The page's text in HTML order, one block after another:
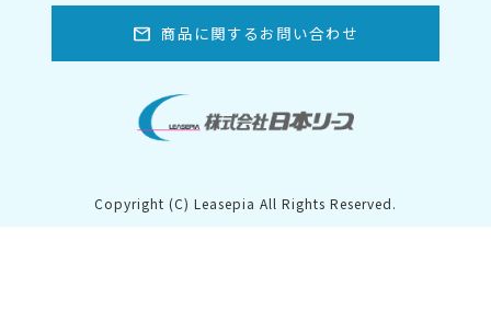
mail 商品に関するお問い合わせ
Copyright (C) Leasepia All Rights Reserved.